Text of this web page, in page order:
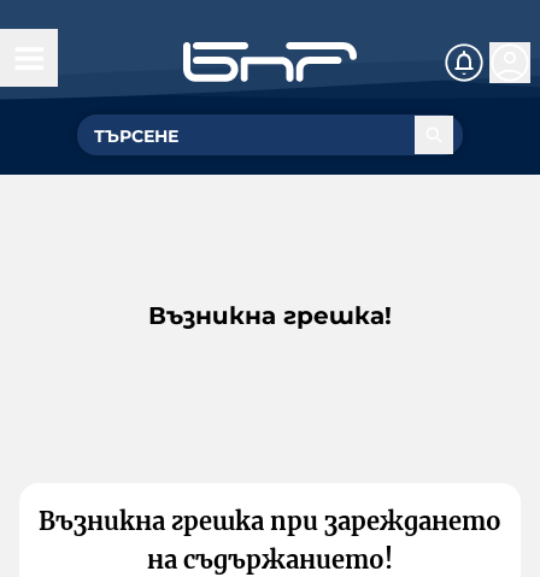
Възникна грешка!
Възникна грешка при зареждането
на съдържанието!